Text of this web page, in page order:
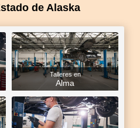
de Alaska
Talleres en
Alma